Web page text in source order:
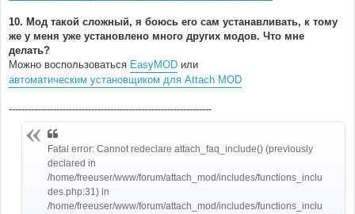
10. Мод такой сложный, я боюсь его сам устанавливать, к тому
же у меня уже установлено много других модов. Что мне
делать?
Можно воспользоваться EasyMOD или
автоматическим установщиком для Attach MOD
----------------------------------------------------------------
Fatal error: Cannot redeclare attach_faq_include() (previously
declared in
/home/freeuser/www/forum/attach_mod/includes/functions_inclu
des.php:31) in
/home/freeuser/www/forum/attach_mod/includes/functions_inclu